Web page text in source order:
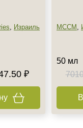
, Израиль
₽
MCCM ,
50 мл